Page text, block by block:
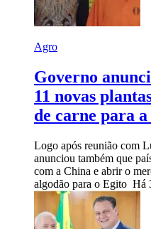
Agro
Governo
11 novas
de carne para
Logo após reunião com
anunciou também que
com a China e abrir o
algodão para o Egito Há